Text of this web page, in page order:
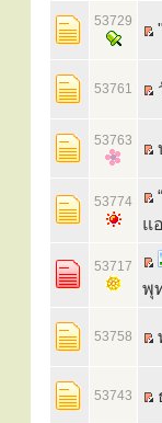
53729
53761
53763
53774
แ
53717
พุ
53758
53743